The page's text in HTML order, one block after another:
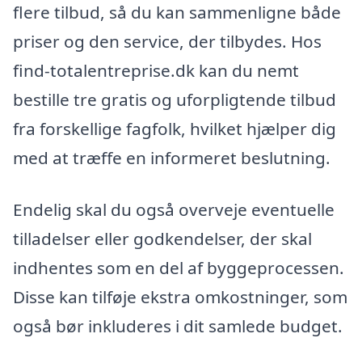
flere tilbud, så du kan sammenligne både
priser og den service, der tilbydes. Hos
find-totalentreprise.dk kan du nemt
bestille tre gratis og uforpligtende tilbud
fra forskellige fagfolk, hvilket hjælper dig
med at træffe en informeret beslutning.
Endelig skal du også overveje eventuelle
tilladelser eller godkendelser, der skal
indhentes som en del af byggeprocessen.
Disse kan tilføje ekstra omkostninger, som
også bør inkluderes i dit samlede budget.